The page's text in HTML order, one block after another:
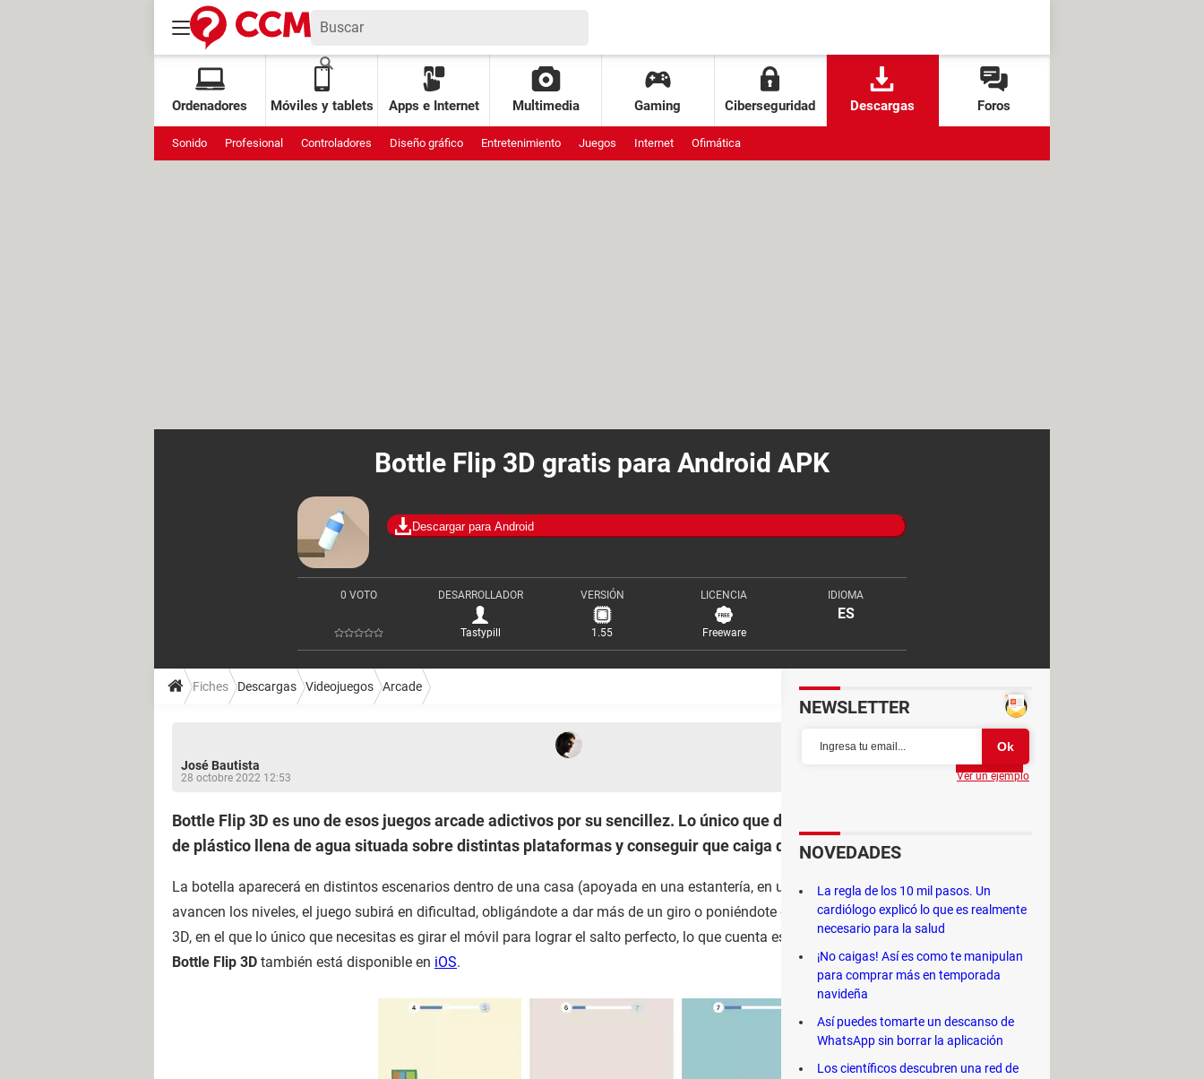
Ordenadores Móviles y tablets Apps e Internet Multimedia Gaming Ciberseguridad Descargas Foros
Sonido Profesional Controladores Diseño gráfico Entretenimiento Juegos Internet Ofimática
Bottle Flip 3D gratis para Android APK
Descargar para Android
0 VOTO DESARROLLADOR
Tastypill
VERSIÓN
1.55
LICENCIA
Freeware
IDIOMA
ES
Fiches Descargas Videojuegos Arcade
José Bautista
28 octobre 2022 12:53
Partager
Bottle Flip 3D es uno de esos juegos arcade adictivos por su sencillez. Lo único que debes hacer es voltear una botella
de plástico llena de agua situada sobre distintas plataformas y conseguir que caiga de pie.
La botella aparecerá en distintos escenarios dentro de una casa (apoyada en una estantería, en un sofá, en una mesa...) y conforme
avancen los niveles, el juego subirá en dificultad, obligándote a dar más de un giro o poniéndote delante obstáculos. En este juego en
3D, en el que lo único que necesitas es girar el móvil para lograr el salto perfecto, lo que cuenta es la agilidad y la coordinación. Además,
Bottle Flip 3D también está disponible en iOS.
NEWSLETTER
Ver un ejemplo
NOVEDADES
La regla de los 10 mil pasos. Un
cardiólogo explicó lo que es realmente
necesario para la salud
¡No caigas! Así es como te manipulan
para comprar más en temporada
navideña
Así puedes tomarte un descanso de
WhatsApp sin borrar la aplicación
Los científicos descubren una red de